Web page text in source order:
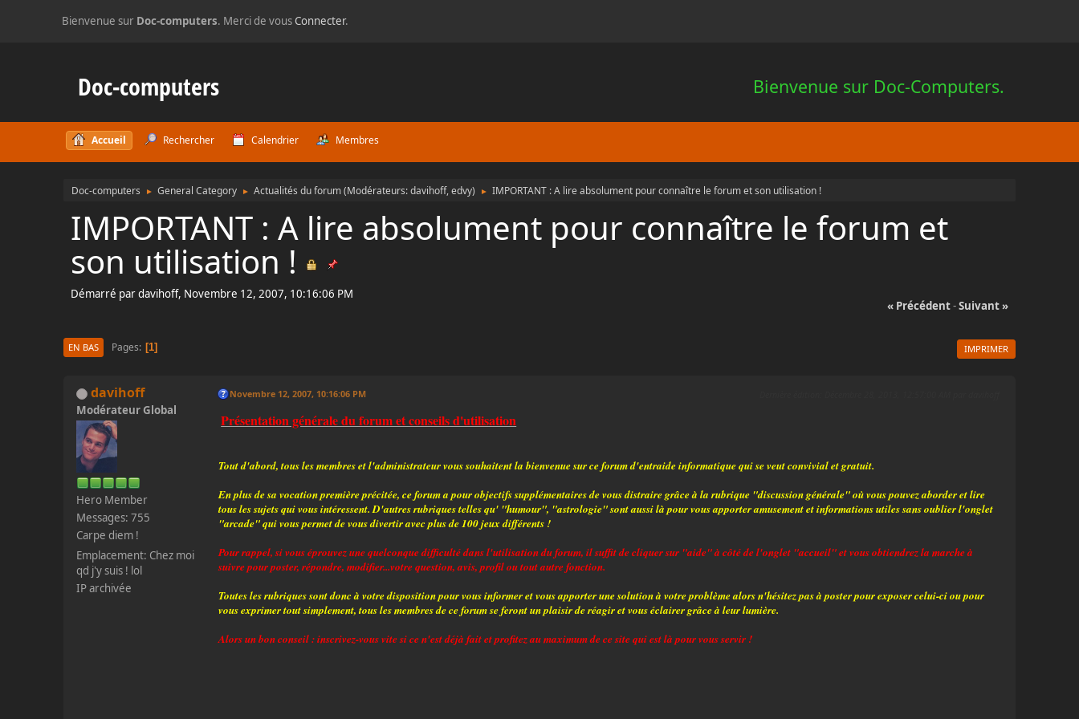
Bienvenue sur Doc-computers. Merci de vousConnecter.
Bienvenue sur Doc-Computers.
Doc-computers
Accueil Rechercher Calendrier Membres
Doc-computers ► General Category ► Actualités du forum(Modérateurs:davihoff,edvy) ► IMPORTANT : A lire absolument pour connaître le forum et son utilisation !
IMPORTANT : A lire absolument pour connaître le forum et
son utilisation !
Démarré par davihoff, Novembre 12, 2007, 10:16:06 PM
« Précédent-Suivant »
IMPRIMER
EN BAS Pages 1
davihoff
Modérateur Global
Hero Member
Messages: 755
Carpe diem !
Emplacement: Chez moi
qd j'y suis ! lol
IP archivée
Novembre 12, 2007, 10:16:06 PM
Présentation générale du forum et conseils d'utilisation
Tout d'abord, tous les membres et l'administrateur vous souhaitent la bienvenue sur ce forum d'entraide informatique qui se veut convivial et gratuit.
En plus de sa vocation première précitée, ce forum a pour objectifs supplémentaires de vous distraire grâce à la rubrique "discussion générale" où vous pouvez aborder et lire
tous les sujets qui vous intéressent. D'autres rubriques telles qu' "humour", "astrologie" sont aussi là pour vous apporter amusement et informations utiles sans oublier l'onglet
"arcade" qui vous permet de vous divertir avec plus de 100 jeux différents !
Pour rappel, si vous éprouvez une quelconque difficulté dans l'utilisation du forum, il suffit de cliquer sur "aide" à côté de l'onglet "accueil" et vous obtiendrez la marche à
suivre pour poster, répondre, modifier...votre question, avis, profil ou tout autre fonction.
Toutes les rubriques sont donc à votre disposition pour vous informer et vous apporter une solution à votre problème alors n'hésitez pas à poster pour exposer celui-ci ou pour
vous exprimer tout simplement, tous les membres de ce forum se feront un plaisir de réagir et vous éclairer grâce à leur lumière.
Alors un bon conseil : inscrivez-vous vite si ce n'est déjà fait et profitez au maximum de ce site qui est là pour vous servir !